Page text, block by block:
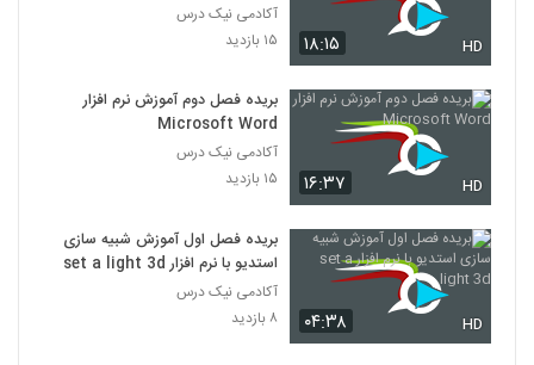
۱۸:۱۵ HD
آکادمی نیک درس
۱۵ بازدید
۱۶:۳۷ HD
بریده فصل دوم آموزش نرم افزار
Microsoft Word
آکادمی نیک درس
۱۵ بازدید
۰۴:۳۸ HD
بریده فصل اول آموزش شبیه سازی
استدیو با نرم افزار set a light 3d
آکادمی نیک درس
۸ بازدید